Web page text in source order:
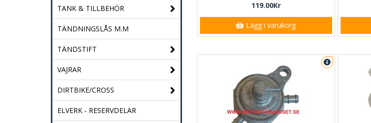
TANK & TILLBEHÖR
TÄNDNINGSLÅS M.M
TÄNDSTIFT
VAJRAR
DIRTBIKE/CROSS
ELVERK - RESERVDELAR
119.00Kr
Lägg i varukorg